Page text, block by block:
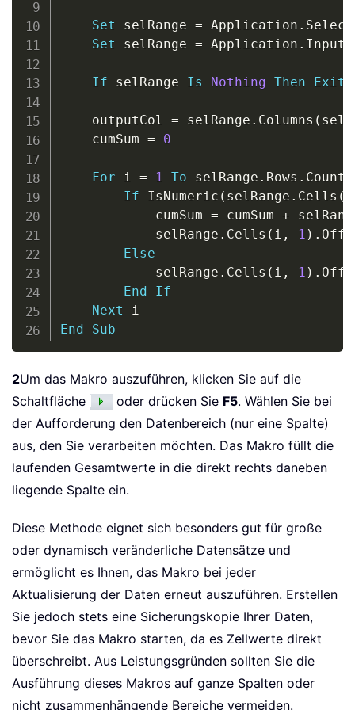
Set selRange = Application .
Set selRange = Application .
If selRange Is Nothing Then Exit
    outputCol
= selRange . Columns (
    cumSum
= 0
For i = 1 To selRange . Rows . Count
If IsNumeric ( selRange . Cells (
            cumSum
= cumSum +
            selRange
. Cells ( i , 1 ) .
Else
            selRange
. Cells ( i , 1 ) .
End
If
Next
End
Sub
2Um das Makro auszuführen, klicken Sie auf die
Schaltfläche
oder drücken Sie F5. Wählen Sie bei
der Aufforderung den Datenbereich (nur eine Spalte)
aus, den Sie verarbeiten möchten. Das Makro füllt die
laufenden Gesamtwerte in die direkt rechts daneben
liegende Spalte ein.
Diese Methode eignet sich besonders gut für große
oder dynamisch veränderliche Datensätze und
ermöglicht es Ihnen, das Makro bei jeder
Aktualisierung der Daten erneut auszuführen. Erstellen
Sie jedoch stets eine Sicherungskopie Ihrer Daten,
bevor Sie das Makro starten, da es Zellwerte direkt
überschreibt. Aus Leistungsgründen sollten Sie die
Ausführung dieses Makros auf ganze Spalten oder
nicht zusammenhängende Bereiche vermeiden.